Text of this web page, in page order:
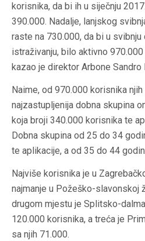
korisnika, da bi ih u siječnju
390.000. Nadalje, lanjskog
raste na 730.000, da bi u svibnju
istraživanju, bilo aktivno 970.000
kazao je direktor Arbone Sandro
Naime, od 970.000 korisnika
najzastupljenija dobna skupina
koja broji 340.000 korisnika te
Dobna skupina od 25 do 34
te aplikacije, a od 35 do 44
Najviše korisnika je u
najmanje u Požeško-slavonskoj
drugom mjestu je Splitsko-
120.000 korisnika, a treća je
sa njih 71.000.